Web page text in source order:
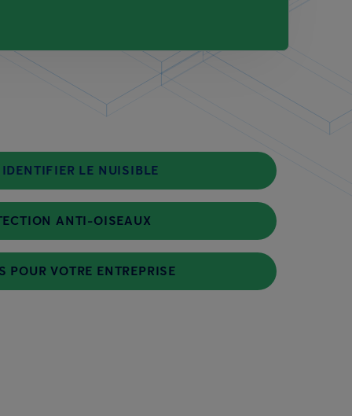
LE NUISIBLE
ANTI-OISEAUX
POUR VOTRE ENTREPRISE